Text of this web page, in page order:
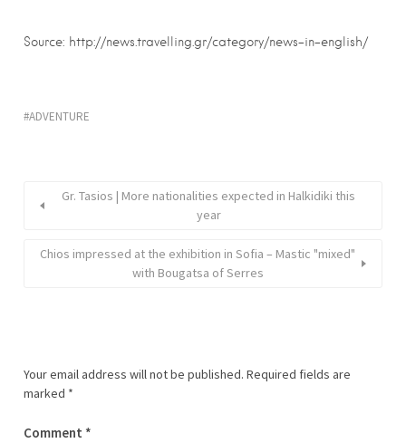
Source: http://news.travelling.gr/category/news-in-english/
ADVENTURE
Gr. Tasios | More nationalities expected in Halkidiki this
year
Chios impressed at the exhibition in Sofia – Mastic "mixed"
with Bougatsa of Serres
Your email address will not be published. Required fields are
marked *
Comment *